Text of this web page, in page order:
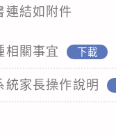
連結如附件
相關事宜 下載
統家長操作說明